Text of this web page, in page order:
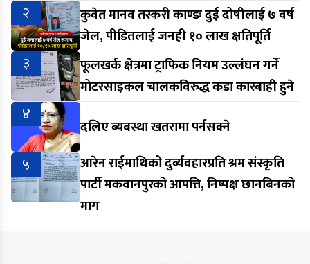
२
कुवेत मानव तस्करी काण्डः दुई दोषीलाई ७ वर्ष
जेल, पीडितलाई जनही १० लाख क्षतिपूर्ति
३
फूलखर्क क्षेत्रमा ट्राफिक नियम उल्लंघन गर्ने
मोटरसाइकल चालकविरुद्ध कडा कारबाही हुने
४
दलिए ब्यबस्था खतरामा पर्नसक्ने
५
आरेन राईमाथिको दुर्व्यवहारप्रति श्रम संस्कृति
पार्टी मकवानपुरको आपत्ति, निष्पक्ष छानबिनको
माग